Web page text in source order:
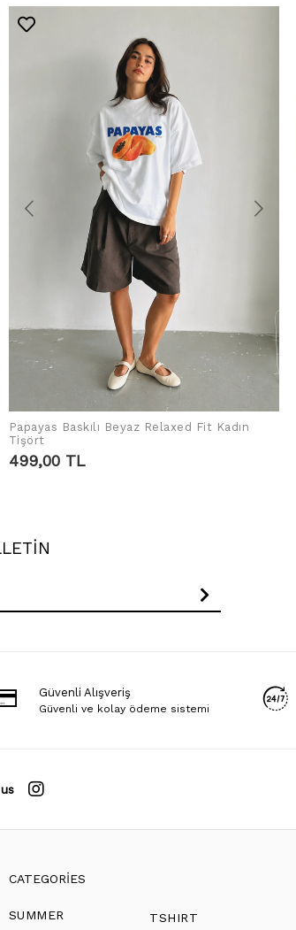
ADD TO CART
Papayas Baskılı Beyaz Relaxed Fit Kadın
Tişört
499,00 TL
Güvenli Alışveriş
Güvenli ve kolay ödeme sistemi
CATEGORİES
SUMMER TSHIRT